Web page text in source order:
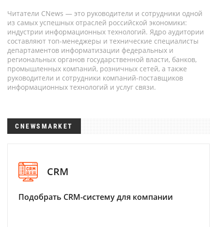
Читатели CNews — это руководители и сотрудники одной
из самых успешных отраслей российской экономики:
индустрии информационных технологий. Ядро аудитории
составляют топ-менеджеры и технические специалисты
департаментов информатизации федеральных и
региональных органов государственной власти, банков,
промышленных компаний, розничных сетей, а также
руководители и сотрудники компаний-поставщиков
информационных технологий и услуг связи.
CNEWSMARKET
CRM
Подобрать CRM-систему для компании